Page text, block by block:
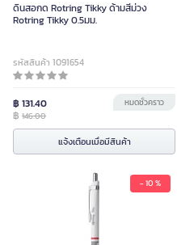
ดินสอกด Rotring Tikky ด้ามสีม่วง
Rotring Tikky 0.5มม.
รหัสสินค้า 1091654
฿ 131.40
฿ 146.00
หมดชั่วคราว
แจ้งเตือนเมื่อมีสินค้า
- 10 %